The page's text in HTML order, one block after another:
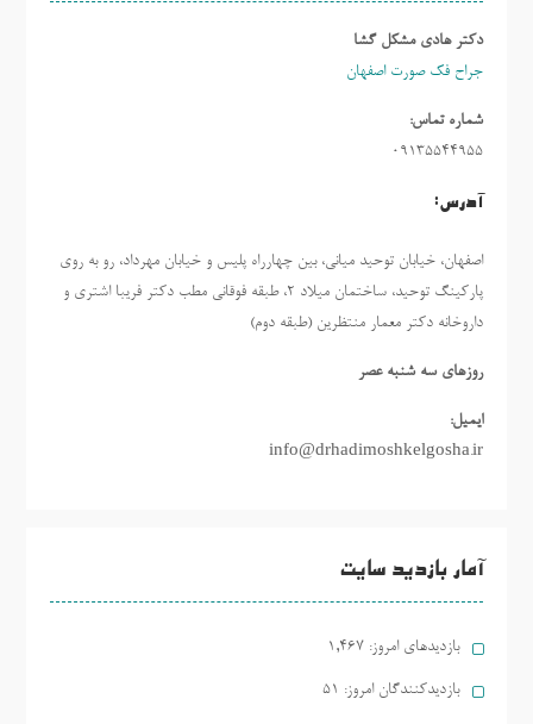
دکتر هادی مشکل گشا
جراح فک صورت اصفهان
شماره تماس:
09135544955
آدرس:
اصفهان، خیابان توحید میانی، بین چهارراه پلیس و خیابان مهرداد، رو به روی
پارکینگ توحید، ساختمان میلاد ٢، طبقه فوقانی مطب دکتر فریبا اشتری و
داروخانه دکتر معمار منتظرین (طبقه دوم)
روزهاي سه شنبه عصر
ایمیل:
info@drhadimoshkelgosha.ir
آمار بازدید سایت
بازدیدهای امروز: 1,467
بازدیدکنندگان امروز: 51